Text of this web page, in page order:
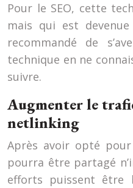
Pour le SEO, cette
mais qui est
recommandé de
technique en ne
suivre.
Augmenter le
netlinking
Après avoir opté
pourra être partagé
efforts puissent être